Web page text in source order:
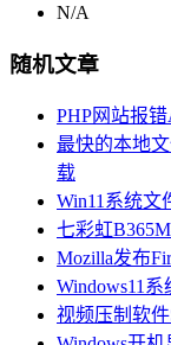
N/A
随机文章
PHP网站报错
最快的本地
载
Win11系统文
七彩虹
Mozilla发布
Windows11
视频压制软件